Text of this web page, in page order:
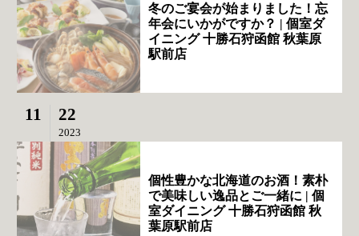
冬のご宴会が始まりました！忘
年会にいかがですか？ | 個室ダ
イニング 十勝石狩函館 秋葉原
駅前店
11 22
2023
個性豊かな北海道のお酒！素朴
で美味しい逸品とご一緒に | 個
室ダイニング 十勝石狩函館 秋
葉原駅前店